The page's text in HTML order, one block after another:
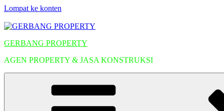
Lompat ke konten
GERBANG PROPERTY
AGEN PROPERTY & JASA KONSTRUKSI